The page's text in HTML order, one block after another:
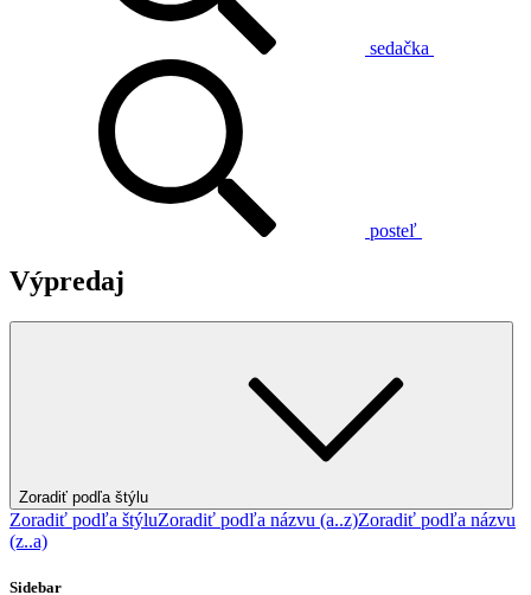
sedačka
posteľ
Výpredaj
Zoradiť podľa štýlu
Zoradiť podľa štýluZoradiť podľa názvu (a..z)Zoradiť podľa názvu
(z..a)
Sidebar